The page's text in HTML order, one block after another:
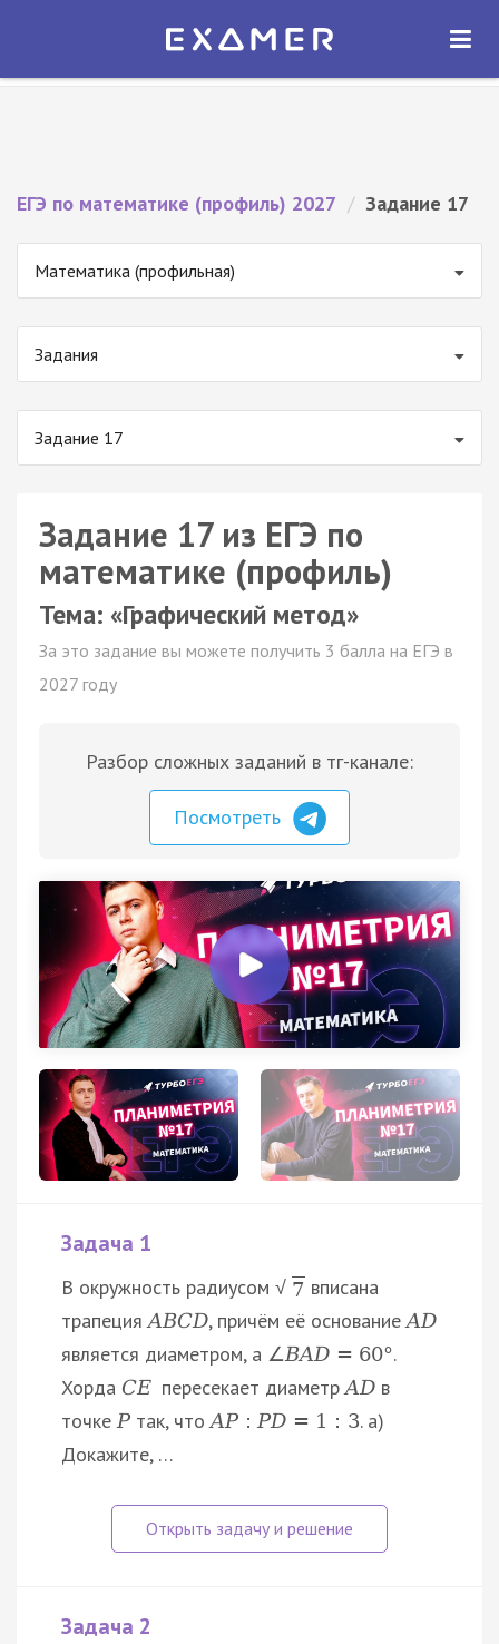
Экзамер — ЕГЭ 2027
ОТКРЫТЬ
ЕГЭ по математике (профиль) 2027 / Задание 17
Математика (профильная)
Задания
Задание 17
Задание 17 из ЕГЭ по
математике (профиль)
Тема: «Графический метод»
За это задание вы можете получить 3 балла на ЕГЭ в
2027 году
Разбор сложных заданий в тг-канале:
Посмотреть
Задача 1
В окружность радиусом √ 7 вписана
трапецияABCD, причём её основаниеAD
является диаметром, а ∠BAD = 60°.
Хорда CE пересекает диаметрAD в
точкеP так, чтоAP : PD = 1 : 3. а)
Докажите, …
Задача 2